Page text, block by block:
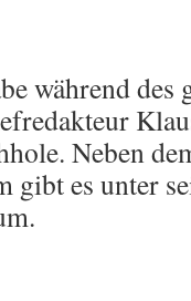
während
Neben
gibt es unter